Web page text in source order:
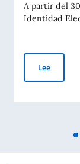
A partir del
Identidad
Lee